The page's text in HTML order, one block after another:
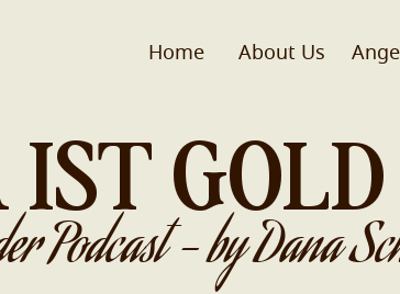
Home About Us
IST
Podcast - by Dana